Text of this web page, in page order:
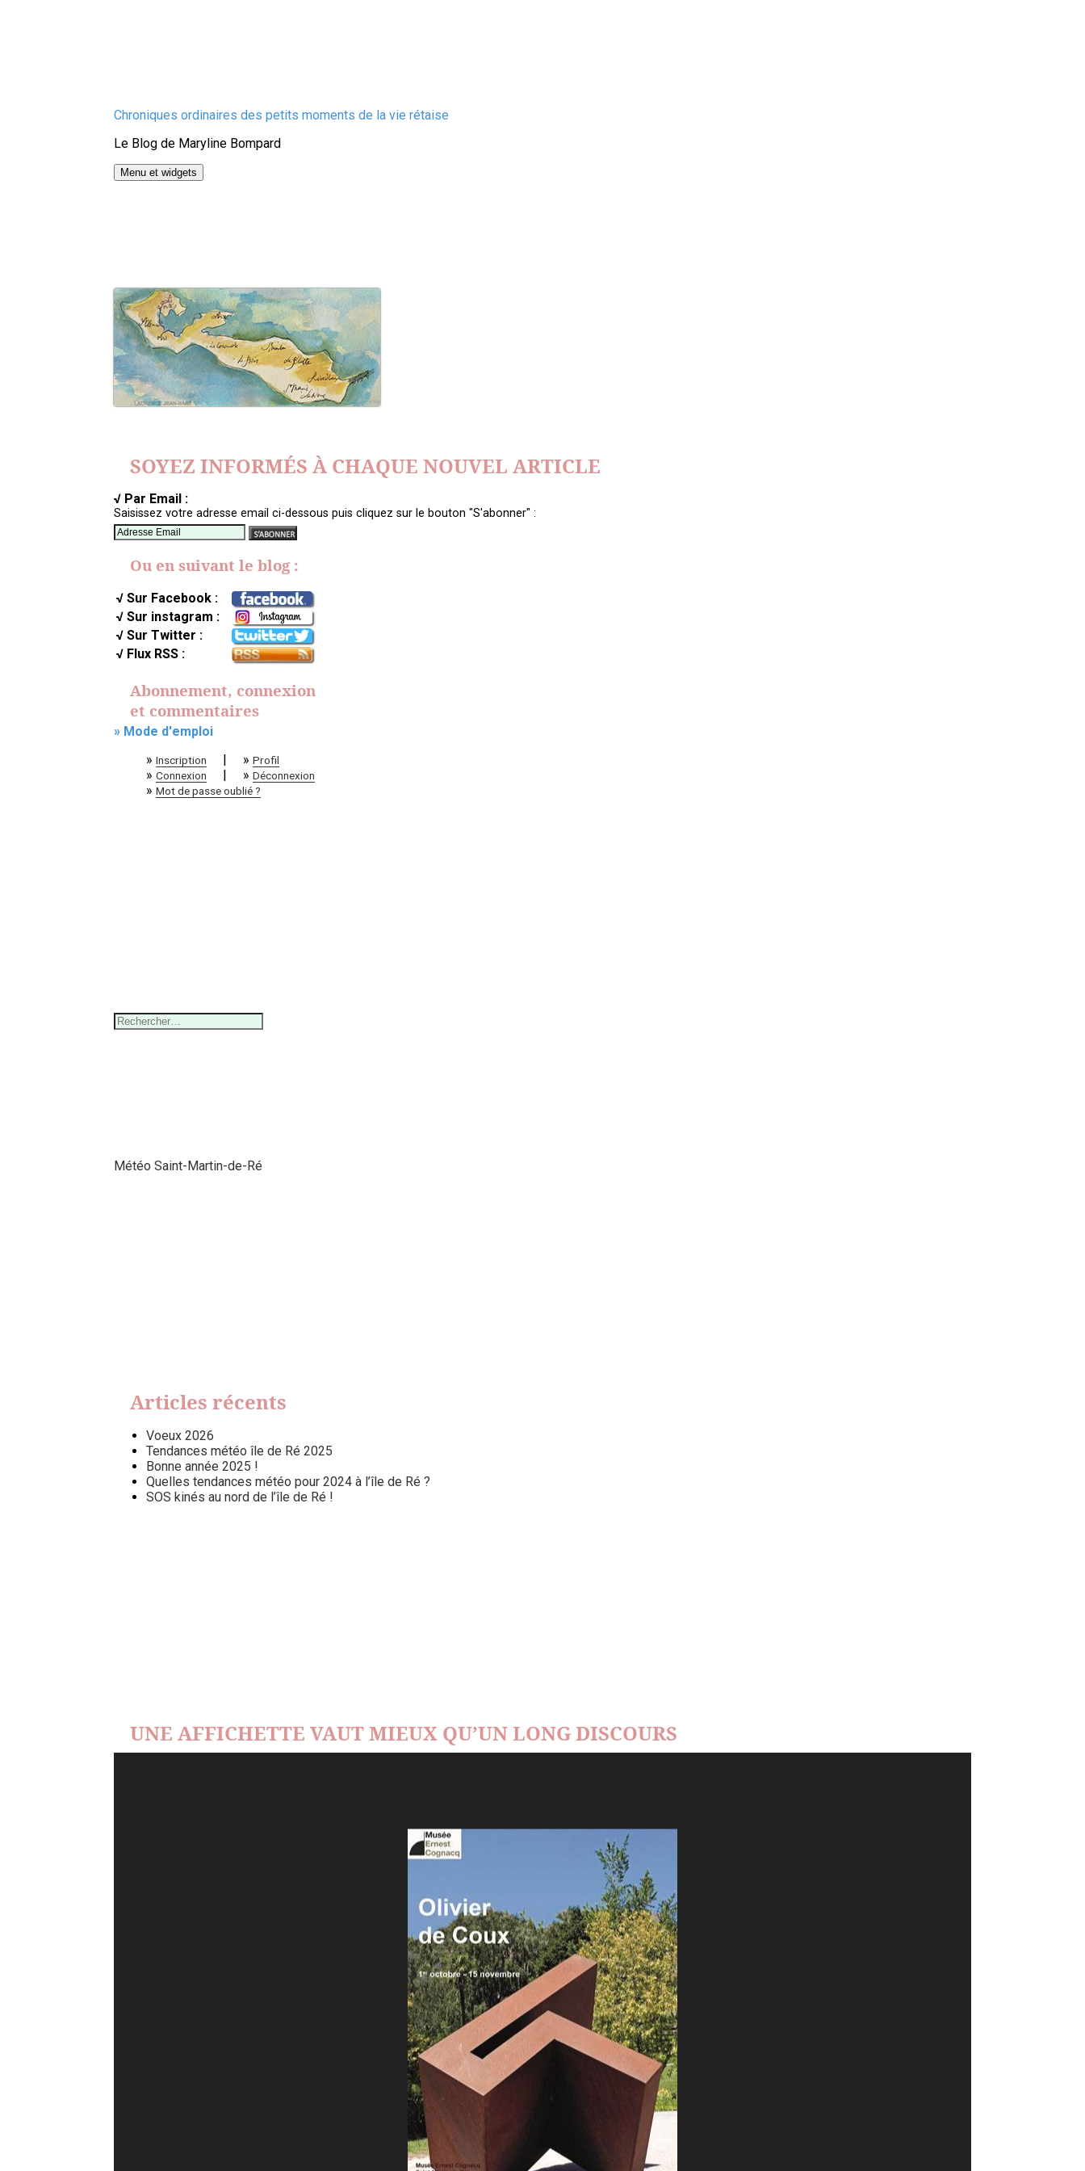
Chroniques ordinaires des petits moments de la vie rétaise
Le Blog de Maryline Bompard
Menu et widgets
SOYEZ INFORMÉS À CHAQUE NOUVEL ARTICLE
√ Par Email :
Saisissez votre adresse email ci-dessous puis cliquez sur le bouton "S'abonner" :
Ou en suivant le blog :
√ Sur Facebook :
√ Sur instagram :
√ Sur Twitter :
√ Flux RSS :
Abonnement, connexion
et commentaires
» Mode d'emploi
» Inscription » Profil
» Connexion » Déconnexion
» Mot de passe oublié ?
Rechercher :
Météo Saint-Martin-de-Ré
Articles récents
Voeux 2026
Tendances météo île de Ré 2025
Bonne année 2025 !
Quelles tendances météo pour 2024 à l’île de Ré ?
SOS kinés au nord de l’île de Ré !
UNE AFFICHETTE VAUT MIEUX QU’UN LONG DISCOURS